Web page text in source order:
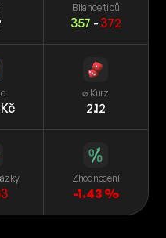
Bilance tipů
357 - 372
⌀ Kurz
2.12
Zhodnocení
-1.43 %